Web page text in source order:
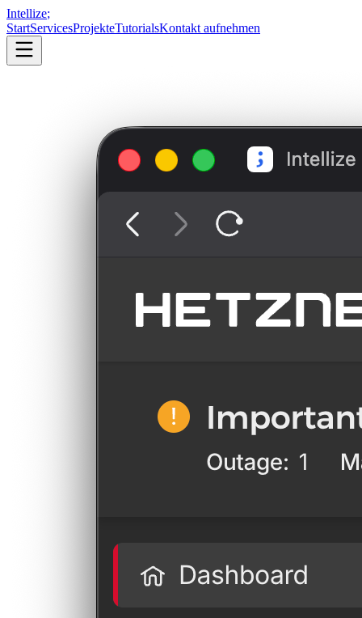
Intellize;
StartServicesProjekteTutorialsKontakt aufnehmen